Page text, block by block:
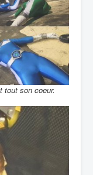
tout son coeur.